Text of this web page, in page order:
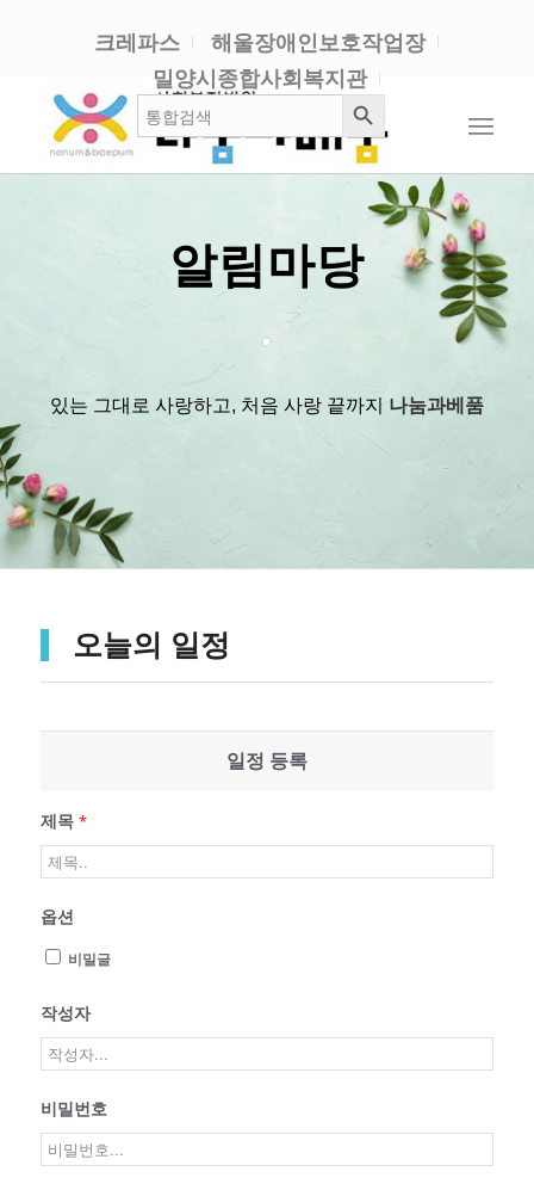
크레파스
해울장애인보호작업장
밀양시종합사회복지관
검 검색 버튼
알림마당
있는 그대로 사랑하고, 처음 사랑 끝까지 나눔과베품
오늘의 일정
일정 등록
제목 *
옵션
비밀글
작성자
비밀번호